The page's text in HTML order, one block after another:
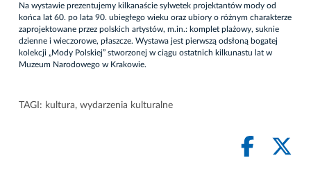
Na wystawie prezentujemy kilkanaście sylwetek projektantów mody od
końca lat 60. po lata 90. ubiegłego wieku oraz ubiory o różnym charakterze
zaprojektowane przez polskich artystów, m.in.: komplet plażowy, suknie
dzienne i wieczorowe, płaszcze. Wystawa jest pierwszą odsłoną bogatej
kolekcji „Mody Polskiej” stworzonej w ciągu ostatnich kilkunastu lat w
Muzeum Narodowego w Krakowie.
TAGI: kultura, wydarzenia kulturalne